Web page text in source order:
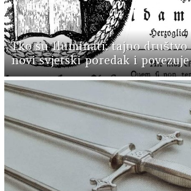
Tko su Iluminati: tajno društvo
novi svjetski poredak i